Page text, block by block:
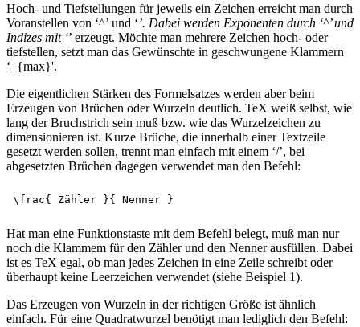
Hoch- und Tiefstellungen für jeweils ein Zeichen erreicht man durch
Voranstellen von ‘^’ und ‘’. Dabei werden Exponenten durch ‘^’ und
Indizes mit ‘’ erzeugt. Möchte man mehrere Zeichen hoch- oder
tiefstellen, setzt man das Gewünschte in geschwungene Klammern
‘_{max}'.
Die eigentlichen Stärken des Formelsatzes werden aber beim
Erzeugen von Brüchen oder Wurzeln deutlich. TeX weiß selbst, wie
lang der Bruchstrich sein muß bzw. wie das Wurzelzeichen zu
dimensionieren ist. Kurze Brüche, die innerhalb einer Textzeile
gesetzt werden sollen, trennt man einfach mit einem ‘/’, bei
abgesetzten Brüchen dagegen verwendet man den Befehl:
Hat man eine Funktionstaste mit dem Befehl belegt, muß man nur
noch die Klammem für den Zähler und den Nenner ausfüllen. Dabei
ist es TeX egal, ob man jedes Zeichen in eine Zeile schreibt oder
überhaupt keine Leerzeichen verwendet (siehe Beispiel 1).
Das Erzeugen von Wurzeln in der richtigen Größe ist ähnlich
einfach. Für eine Quadratwurzel benötigt man lediglich den Befehl: